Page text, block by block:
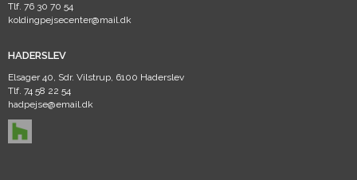
Tlf. 76 30 70 54
koldingpejsecenter@mail.dk
HADERSLEV
Elsager 40, Sdr. Vilstrup, 6100 Haderslev
Tlf. 74 58 22 54
hadpejse@email.dk